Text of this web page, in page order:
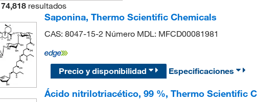
74,818 resultados
Saponina, Thermo Scientific Chemicals
CAS: 8047-15-2 Número MDL: MFCD00081981
Precio y disponibilidad Especificaciones
Ácido nitrilotriacético, 99 %, Thermo Scientific